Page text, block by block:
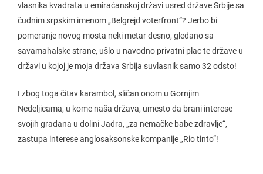
vlasnika kvadrata u emiraćanskoj državi usred države Srbije sa
čudnim srpskim imenom „Belgrejd voterfront“? Jerbo bi
pomeranje novog mosta neki metar desno, gledano sa
savamahalske strane, ušlo u navodno privatni plac te države u
državi u kojoj je moja država Srbija suvlasnik samo 32 odsto!
I zbog toga čitav karambol, sličan onom u Gornjim
Nedeljicama, u kome naša država, umesto da brani interese
svojih građana u dolini Jadra, „za nemačke babe zdravlje“,
zastupa interese anglosaksonske kompanije „Rio tinto“!